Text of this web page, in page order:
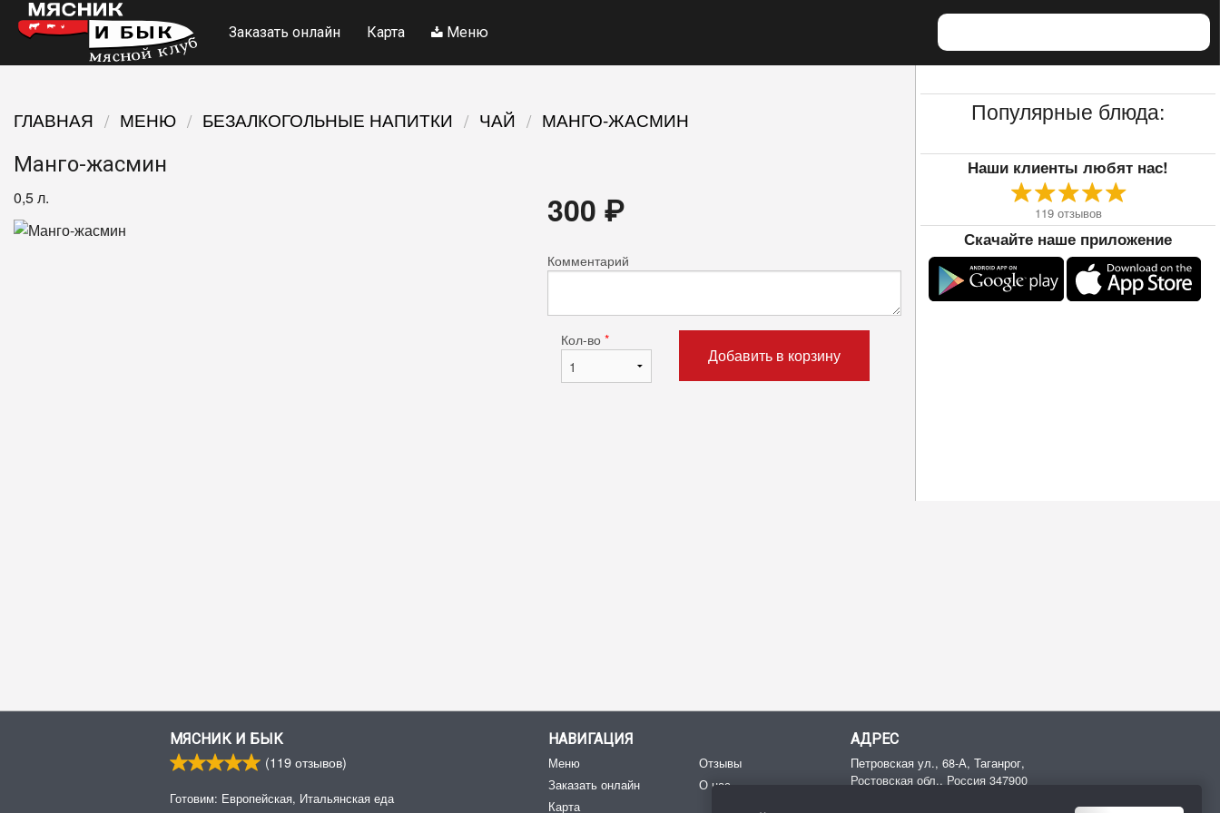
Заказать онлайн Карта Меню
Популярные блюда:
Наши клиенты любят нас!
119 отзывов
Скачайте наше приложение
ГЛАВНАЯ МЕНЮ БЕЗАЛКОГОЛЬНЫЕ НАПИТКИ ЧАЙ МАНГО-ЖАСМИН
Манго-жасмин
0,5 л. 300 ₽
Комментарий
Кол-во *
Добавить в корзину
МЯСНИК И БЫК
(119отзывов)
Готовим: Европейская, Итальянская еда
НАВИГАЦИЯ
Меню
Заказать онлайн
Карта
Отзывы
О нас
АДРЕС
Петровская ул., 68-А, Таганрог,
Ростовская обл., Россия 347900